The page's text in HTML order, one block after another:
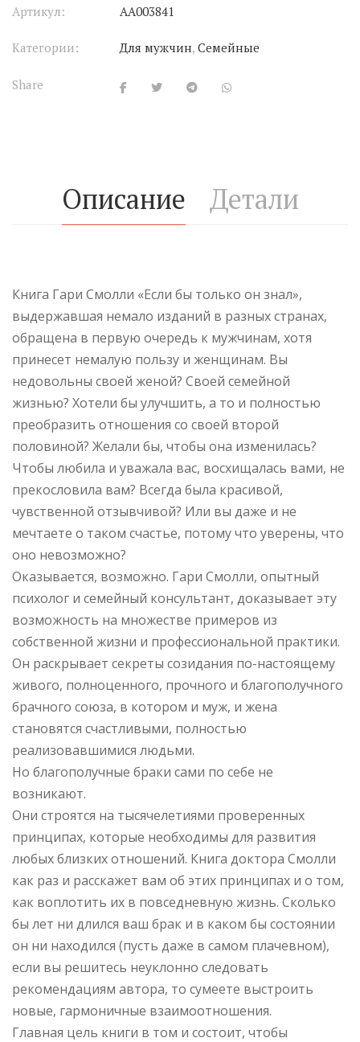
Артикул: АА003841
Категории: Для мужчин, Семейные
Share
Описание Детали
Книга Гари Смолли «Если бы только он знал»,
выдержавшая немало изданий в разных странах,
обращена в первую очередь к мужчинам, хотя
принесет немалую пользу и женщинам. Вы
недовольны своей женой? Своей семейной
жизнью? Хотели бы улучшить, а то и полностью
преобразить отношения со своей второй
половиной? Желали бы, чтобы она изменилась?
Чтобы любила и уважала вас, восхищалась вами, не
прекословила вам? Всегда была красивой,
чувственной отзывчивой? Или вы даже и не
мечтаете о таком счастье, потому что уверены, что
оно невозможно?
Оказывается, возможно. Гари Смолли, опытный
психолог и семейный консультант, доказывает эту
возможность на множестве примеров из
собственной жизни и профессиональной практики.
Он раскрывает секреты созидания по-настоящему
живого, полноценного, прочного и благополучного
брачного союза, в котором и муж, и жена
становятся счастливыми, полностью
реализовавшимися людьми.
Но благополучные браки сами по себе не
возникают.
Они строятся на тысячелетиями проверенных
принципах, которые необходимы для развития
любых близких отношений. Книга доктора Смолли
как раз и расскажет вам об этих принципах и о том,
как воплотить их в повседневную жизнь. Сколько
бы лет ни длился ваш брак и в каком бы состоянии
он ни находился (пусть даже в самом плачевном),
если вы решитесь неуклонно следовать
рекомендациям автора, то сумеете выстроить
новые, гармоничные взаимоотношения.
Главная цель книги в том и состоит, чтобы